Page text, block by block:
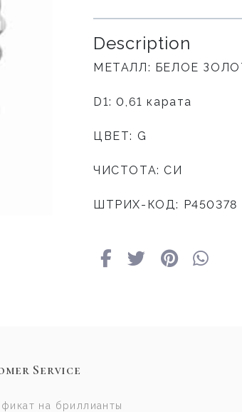
Description
МЕТАЛЛ: БЕЛОЕ
D1: 0,61 карата
ЦВЕТ: G
ЧИСТОТА: СИ
ШТРИХ-КОД: P450378
Service
на бриллианты